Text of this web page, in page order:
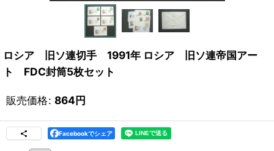
ロシア 旧ソ連切手 1991年 ロシア 旧ソ連帝国アー
ト FDC封筒5枚セット
販売価格: 864円
Facebookでシェア